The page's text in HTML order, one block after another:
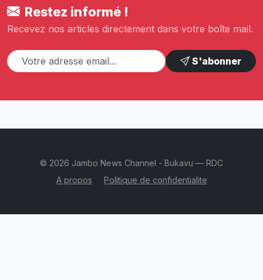
Restez informé !
Recevez nos articles directement dans votre boîte mail.
S'abonner
© 2026 Jambo News Channel - Bukavu — RDC
A propos
Politique de confidentialite